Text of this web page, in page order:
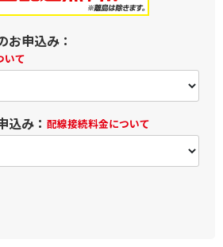
申込み：
いて
み： 配線接続料金について